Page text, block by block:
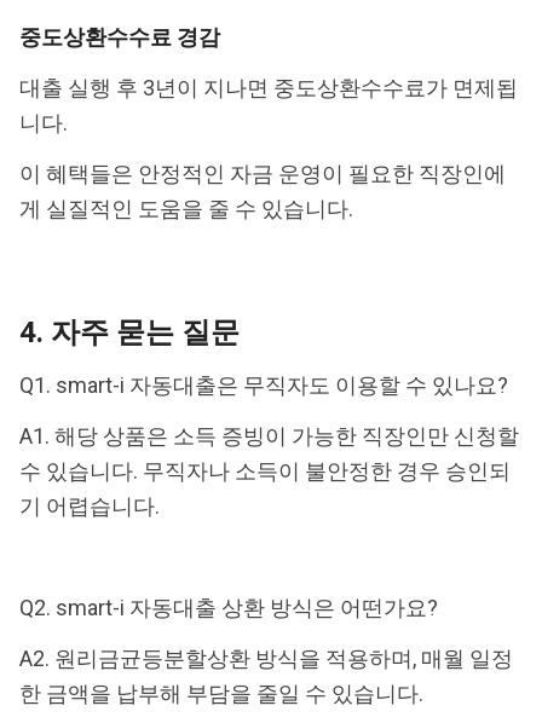
중도상환수수료 경감
대출 실행 후 3년이 지나면 중도상환수수료가 면제됩
니다.
이 혜택들은 안정적인 자금 운영이 필요한 직장인에
게 실질적인 도움을 줄 수 있습니다.
4. 자주 묻는 질문
Q1. smart-i 자동대출은 무직자도 이용할 수 있나요?
A1. 해당 상품은 소득 증빙이 가능한 직장인만 신청할
수 있습니다. 무직자나 소득이 불안정한 경우 승인되
기 어렵습니다.
Q2. smart-i 자동대출 상환 방식은 어떤가요?
A2. 원리금균등분할상환 방식을 적용하며, 매월 일정
한 금액을 납부해 부담을 줄일 수 있습니다.